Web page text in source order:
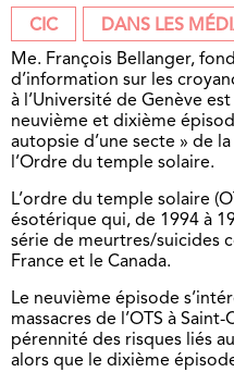
CIC DANS LES
Me. François Bellanger,
d’information sur les
à l’Université de Genève
neuvième et dixième
autopsie d’une secte » de
l’Ordre du temple solaire.
L’ordre du temple solaire
ésotérique qui, de 1994 à
série de meurtres/suicides
France et le Canada.
Le neuvième épisode
massacres de l’OTS à
pérennité des risques liés
alors que le dixième